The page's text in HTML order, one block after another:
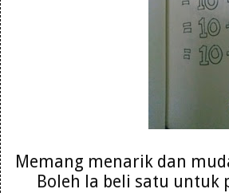
Memang menarik dan
Boleh la beli satu untuk